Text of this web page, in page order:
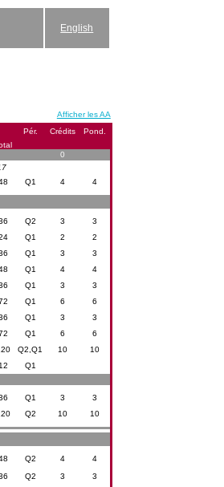
English
Afficher les AA
Pér. Crédits
Pond.
0
Q1 4 4
Q2 3 3
Q1 2 2
Q1 3 3
Q1 4 4
Q1 3 3
Q1 6 6
Q1 3 3
Q1 6 6
Q2,Q1 10 10
12 Q1
Q1 3 3
Q2 10 10
Q2 4 4
Q2 3 3